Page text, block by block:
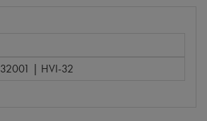
32001 | HVI-32